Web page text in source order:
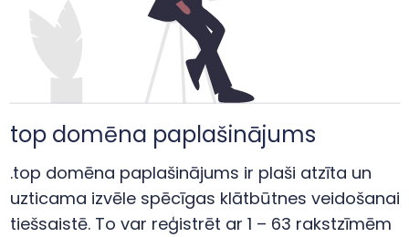
top domēna paplašinājums
.top domēna paplašinājums ir plaši atzīta un
uzticama izvēle spēcīgas klātbūtnes veidošanai
tiešsaistē. To var reģistrēt ar 1 – 63 rakstzīmēm